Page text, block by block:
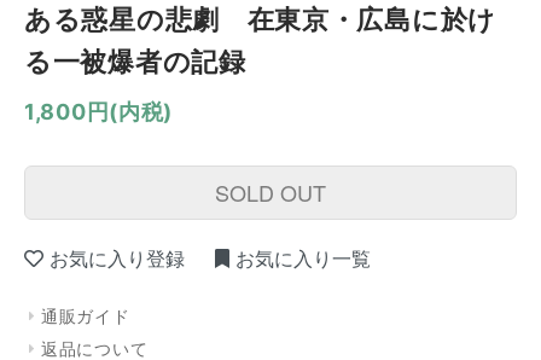
ある惑星の悲劇 在東京・広島に於け
る一被爆者の記録
1,800円(内税)
SOLD OUT
お気に入り登録 お気に入り一覧
通販ガイド
返品について